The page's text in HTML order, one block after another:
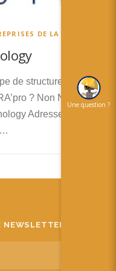
DE LA RA
de structure:
? Non Nom de la
Adresse
…
Une question ?